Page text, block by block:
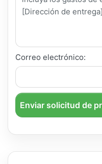
Correo electrónico:
Enviar solicitud de